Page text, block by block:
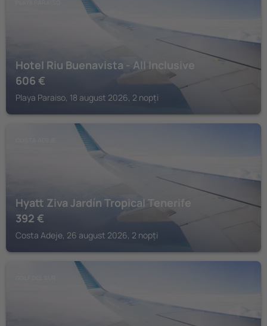
Hotel Riu Buenavista - All Inclusive
606 €
Playa Paraiso, 18 august 2026, 2 nopți
Hyatt Ziva Jardín Tropical Tenerife
392 €
Costa Adeje, 26 august 2026, 2 nopți